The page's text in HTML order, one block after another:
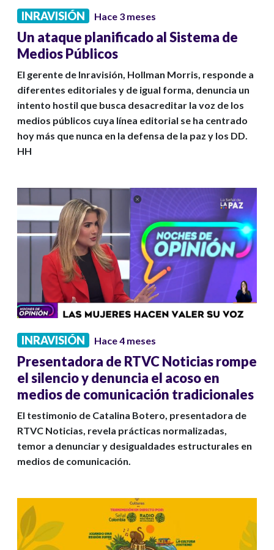
INRAVISIÓN Hace 3 meses
Un ataque planificado al Sistema de
Medios Públicos
El gerente de Inravisión, Hollman Morris, responde a
diferentes editoriales y de igual forma, denuncia un
intento hostil que busca desacreditar la voz de los
medios públicos cuya línea editorial se ha centrado
hoy más que nunca en la defensa de la paz y los DD.
HH
INRAVISIÓN Hace 4 meses
Presentadora de RTVC Noticias rompe
el silencio y denuncia el acoso en
medios de comunicación tradicionales
El testimonio de Catalina Botero, presentadora de
RTVC Noticias, revela prácticas normalizadas,
temor a denunciar y desigualdades estructurales en
medios de comunicación.